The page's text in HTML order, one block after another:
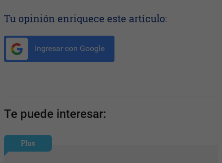
Tu opinión enriquece este artículo:
Ingresar con Google
Te puede interesar:
Plus